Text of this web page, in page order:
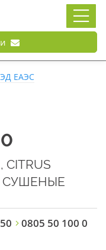
ЕАЭС
СУШЕНЫЕ
0805 50 100 0